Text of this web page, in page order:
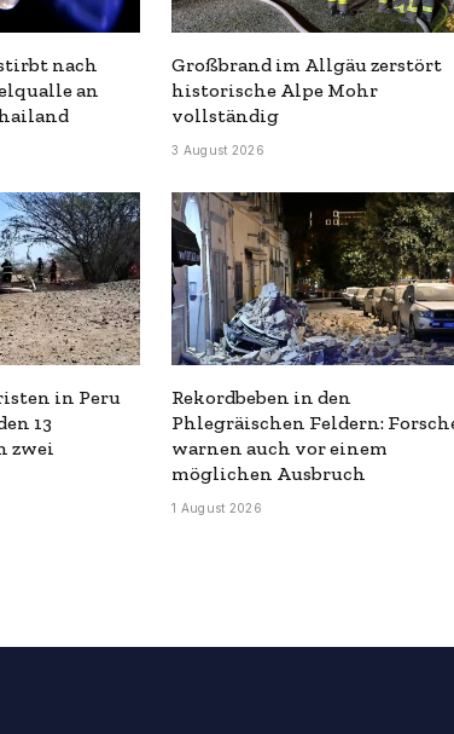
nach
an
Großbrand im Allgäu zerstört
historische Alpe Mohr
vollständig
3 August 2026
in Peru
13
zwei
Rekordbeben in den
Phlegräischen Feldern:
warnen auch vor einem
möglichen Ausbruch
1 August 2026